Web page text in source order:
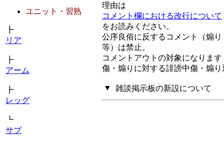
ユニット・習熟
┣
リア
┣
アーム
┣
レッグ
┗
サブ
理由は
コメント欄における改行について
をお読みください。
公序良俗に反するコメント（煽
等）は禁止。
コメントアウトの対象になりま
傷・煽りに対する誹謗中傷・煽
▼ 雑談掲示板の新設について